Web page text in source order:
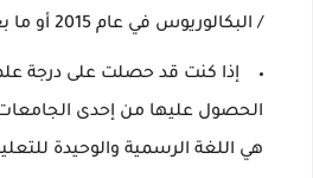
/ البكالوريوس في عام 2015 أو ما بعده.
إذا كنت قد حصلت على درجة
الحصول عليها من إحدى الجامعات
هي اللغة الرسمية والوحيدة